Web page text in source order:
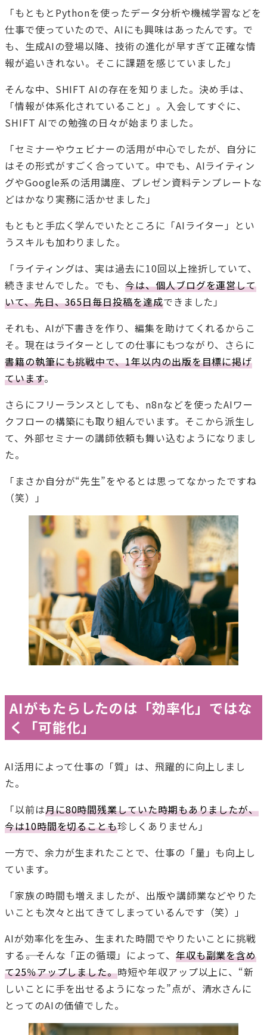
「もともとPythonを使ったデータ分析や機械学習などを
仕事で使っていたので、AIにも興味はあったんです。で
も、生成AIの登場以降、技術の進化が早すぎて正確な情
報が追いきれない。そこに課題を感じていました」
そんな中、SHIFT AIの存在を知りました。決め手は、
「情報が体系化されていること」。入会してすぐに、
SHIFT AIでの勉強の日々が始まりました。
「セミナーやウェビナーの活用が中心でしたが、自分に
はその形式がすごく合っていて。中でも、AIライティン
グやGoogle系の活用講座、プレゼン資料テンプレートな
どはかなり実務に活かせました」
もともと手広く学んでいたところに「AIライター」とい
うスキルも加わりました。
「ライティングは、実は過去に10回以上挫折していて、
続きませんでした。でも、今は、個人ブログを運営して
いて、先日、365日毎日投稿を達成できました」
それも、AIが下書きを作り、編集を助けてくれるからこ
そ。現在はライターとしての仕事にもつながり、さらに
書籍の執筆にも挑戦中で、1年以内の出版を目標に掲げ
ています。
さらにフリーランスとしても、n8nなどを使ったAIワー
クフローの構築にも取り組んでいます。そこから派生し
て、外部セミナーの講師依頼も舞い込むようになりまし
た。
「まさか自分が“先生”をやるとは思ってなかったですね
（笑）」
AIがもたらしたのは「効率化」ではな
く「可能化」
AI活用によって仕事の「質」は、飛躍的に向上しまし
た。
「以前は月に80時間残業していた時期もありましたが、
今は10時間を切ることも珍しくありません」
一方で、余力が生まれたことで、仕事の「量」も向上し
ています。
「家族の時間も増えましたが、出版や講師業などやりた
いことも次々と出てきてしまっているんです（笑）」
AIが効率化を生み、生まれた時間でやりたいことに挑戦
する――。そんな「正の循環」によって、 年収も副業を含め
て25％アップしました。時短や年収アップ以上に、“新
しいことに手を出せるようになった”点が、清水さんに
とってのAIの価値でした。